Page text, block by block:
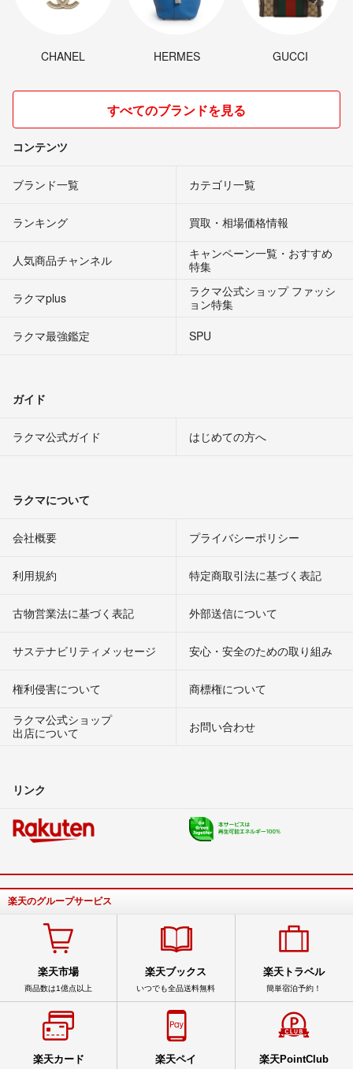
CHANEL HERMES GUCCI
すべてのブランドを見る
コンテンツ
ブランド一覧 カテゴリ一覧
ランキング 買取・相場価格情報
人気商品チャンネル
キャンペーン一覧・おすすめ
特集
ラクマplus
ラクマ公式ショップ ファッシ
ョン特集
ラクマ最強鑑定
SPU
ガイド
ラクマ公式ガイド はじめての方へ
ラクマについて
会社概要 プライバシーポリシー
利用規約 特定商取引法に基づく表記
古物営業法に基づく表記 外部送信について
サステナビリティメッセージ 安心・安全のための取り組み
権利侵害について
商標権について
ラクマ公式ショップ
出店について
お問い合わせ
リンク
楽天のグループサービス
楽天市場
商品数は1億点以上
楽天ブックス
いつでも全品送料無料
楽天トラベル
簡単宿泊予約！
楽天カード 楽天ペイ 楽天PointClub